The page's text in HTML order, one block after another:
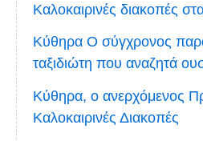
Καλοκαιρινές διακοπές
Κύθηρα Ο σύγχρονος
ταξιδιώτη που αναζητά
Κύθηρα, ο ανερχόμενος
Καλοκαιρινές Διακοπές